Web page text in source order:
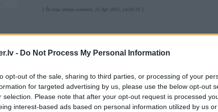
- Do Not Process My Personal Information
opt-out of the sale, sharing to third parties, or processing of your
for targeted advertising by us, please use the below opt-out
selection. Please note that after your opt-out request is processed
interest-based ads based on personal information utilized by us
[ Šo ziņu laboja wanksta, 22 Apr 2025, 14:03:33 ]
Pag, VAZ taču jau nāca normāla 1DIN izmēra maģis?
Tad jau tur var piemeklēt kaut ko no mūsdienu aparātiem, kas izskatās